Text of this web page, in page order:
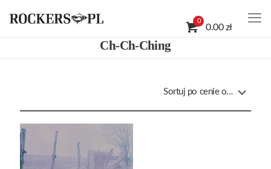
0
0.00 zł
Ch-Ch-Ching